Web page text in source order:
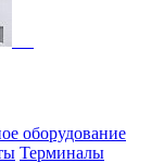
оборудование
Терминалы